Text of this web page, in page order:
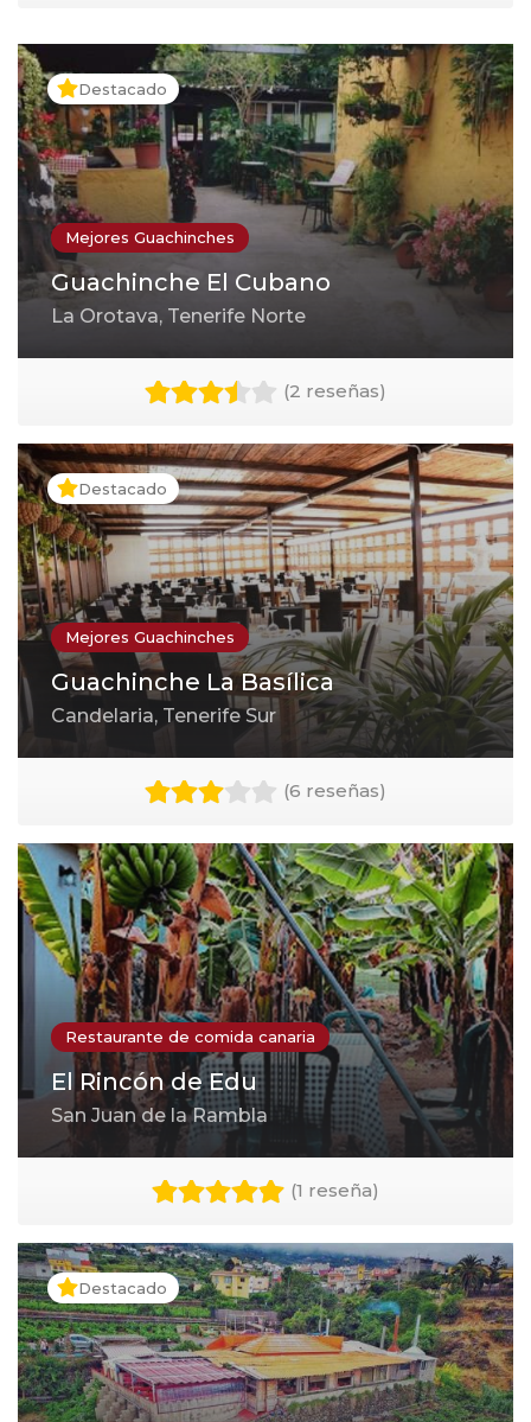
Destacado
Mejores Guachinches
Guachinche El Cubano
La Orotava, Tenerife Norte
(2 reseñas)
Destacado
Mejores Guachinches
Guachinche La Basílica
Candelaria, Tenerife Sur
(6 reseñas)
Restaurante de comida canaria
El Rincón de Edu
San Juan de la Rambla
(1 reseña)
Destacado